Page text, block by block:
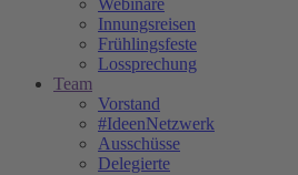
Webinare
Innungsreisen
Frühlingsfeste
Lossprechung
Team
Vorstand
#IdeenNetzwerk
Ausschüsse
Delegierte